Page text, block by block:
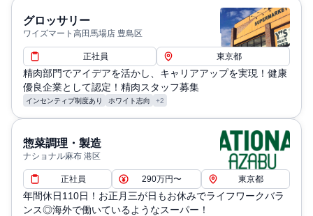
グロッサリー
ワイズマート高田馬場店 豊島区
正社員 東京都
精肉部門でアイデアを活かし、キャリアアップを実現！健康
優良企業として認定！精肉スタッフ募集
インセンティブ制度あり ホワイト志向 +2
惣菜調理・製造
ナショナル麻布 港区
正社員 290万円〜 東京都
年間休日110日！お正月三が日もお休みでライフワークバラ
ンス◎海外で働いているようなスーパー！